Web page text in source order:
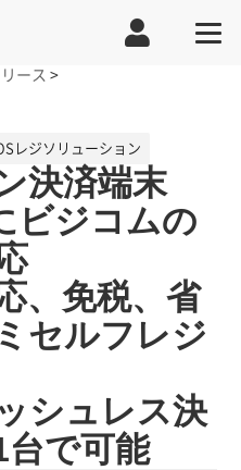
ース >
レジソリューション
決済端末
ビジコムの
、免税、省
セルフレジ
シュレス決
で可能